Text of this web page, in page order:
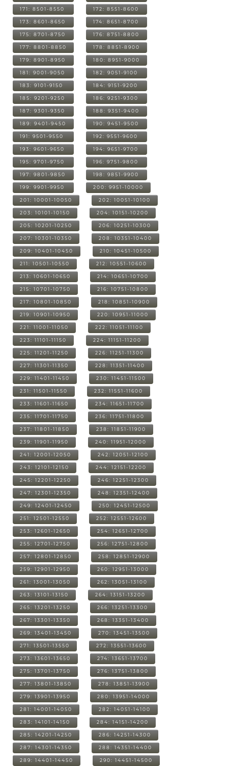
171: 8501-8550 172: 8551-8600
173: 8601-8650 174: 8651-8700
175: 8701-8750 176: 8751-8800
177: 8801-8850 178: 8851-8900
179: 8901-8950 180: 8951-9000
181: 9001-9050 182: 9051-9100
183: 9101-9150 184: 9151-9200
185: 9201-9250 186: 9251-9300
187: 9301-9350 188: 9351-9400
189: 9401-9450 190: 9451-9500
191: 9501-9550 192: 9551-9600
193: 9601-9650 194: 9651-9700
195: 9701-9750 196: 9751-9800
197: 9801-9850 198: 9851-9900
199: 9901-9950 200: 9951-10000
201: 10001-10050 202: 10051-10100
203: 10101-10150 204: 10151-10200
205: 10201-10250 206: 10251-10300
207: 10301-10350 208: 10351-10400
209: 10401-10450 210: 10451-10500
211: 10501-10550 212: 10551-10600
213: 10601-10650 214: 10651-10700
215: 10701-10750 216: 10751-10800
217: 10801-10850 218: 10851-10900
219: 10901-10950 220: 10951-11000
221: 11001-11050 222: 11051-11100
223: 11101-11150 224: 11151-11200
225: 11201-11250 226: 11251-11300
227: 11301-11350 228: 11351-11400
229: 11401-11450 230: 11451-11500
231: 11501-11550 232: 11551-11600
233: 11601-11650 234: 11651-11700
235: 11701-11750 236: 11751-11800
237: 11801-11850 238: 11851-11900
239: 11901-11950 240: 11951-12000
241: 12001-12050 242: 12051-12100
243: 12101-12150 244: 12151-12200
245: 12201-12250 246: 12251-12300
247: 12301-12350 248: 12351-12400
249: 12401-12450 250: 12451-12500
251: 12501-12550 252: 12551-12600
253: 12601-12650 254: 12651-12700
255: 12701-12750 256: 12751-12800
257: 12801-12850 258: 12851-12900
259: 12901-12950 260: 12951-13000
261: 13001-13050 262: 13051-13100
263: 13101-13150 264: 13151-13200
265: 13201-13250 266: 13251-13300
267: 13301-13350 268: 13351-13400
269: 13401-13450 270: 13451-13500
271: 13501-13550 272: 13551-13600
273: 13601-13650 274: 13651-13700
275: 13701-13750 276: 13751-13800
277: 13801-13850 278: 13851-13900
279: 13901-13950 280: 13951-14000
281: 14001-14050 282: 14051-14100
283: 14101-14150 284: 14151-14200
285: 14201-14250 286: 14251-14300
287: 14301-14350 288: 14351-14400
289: 14401-14450 290: 14451-14500